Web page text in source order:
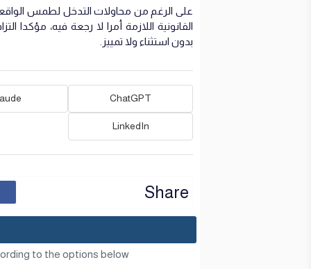
على الرغم من محاولات التدخل لطمس الواقعة
القانونية اللازمة أمرا لا رجعة فيه،
بدون استثناء ولا تمييز.
ChatGPT
LinkedIn
Share
to the options below